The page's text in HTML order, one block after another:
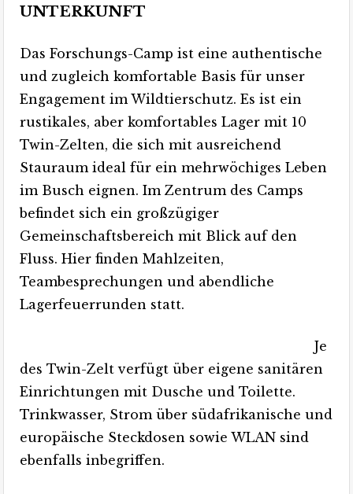
UNTERKUNFT
Das Forschungs-Camp ist eine authentische
und zugleich komfortable Basis für unser
Engagement im Wildtierschutz. Es ist ein
rustikales, aber komfortables Lager mit 10
Twin-Zelten, die sich mit ausreichend
Stauraum ideal für ein mehrwöchiges Leben
im Busch eignen. Im Zentrum des Camps
befindet sich ein großzügiger
Gemeinschaftsbereich mit Blick auf den
Fluss. Hier finden Mahlzeiten,
Teambesprechungen und abendliche
Lagerfeuerrunden statt.
Je
des Twin-Zelt verfügt über eigene sanitären
Einrichtungen mit Dusche und Toilette.
Trinkwasser, Strom über südafrikanische und
europäische Steckdosen sowie WLAN sind
ebenfalls inbegriffen.